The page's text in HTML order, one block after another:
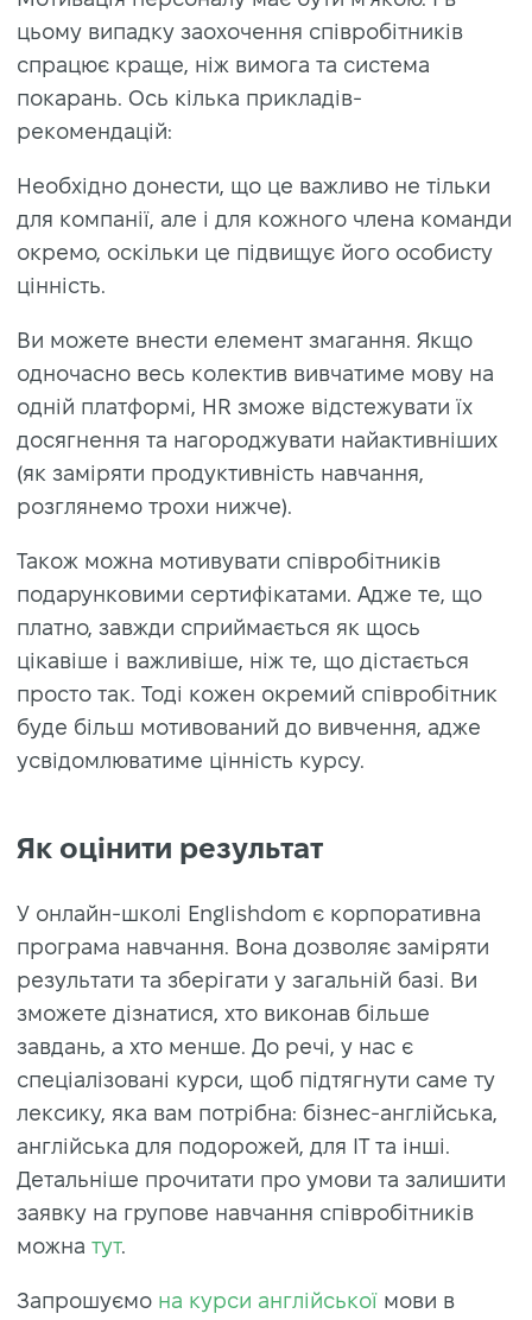
цьому випадку заохочення співробітників
спрацює краще, ніж вимога та система
покарань. Ось кілька прикладів-
рекомендацій:
Необхідно донести, що це важливо не тільки
для компанії, але і для кожного члена команди
окремо, оскільки це підвищує його особисту
цінність.
Ви можете внести елемент змагання. Якщо
одночасно весь колектив вивчатиме мову на
одній платформі, HR зможе відстежувати їх
досягнення та нагороджувати найактивніших
(як заміряти продуктивність навчання,
розглянемо трохи нижче).
Також можна мотивувати співробітників
подарунковими сертифікатами. Адже те, що
платно, завжди сприймається як щось
цікавіше і важливіше, ніж те, що дістається
просто так. Тоді кожен окремий співробітник
буде більш мотивований до вивчення, адже
усвідомлюватиме цінність курсу.
Як оцінити результат
У онлайн-школі Englishdom є корпоративна
програма навчання. Вона дозволяє заміряти
результати та зберігати у загальній базі. Ви
зможете дізнатися, хто виконав більше
завдань, а хто менше. До речі, у нас є
спеціалізовані курси, щоб підтягнути саме ту
лексику, яка вам потрібна: бізнес-англійська,
англійська для подорожей, для IT та інші.
Детальніше прочитати про умови та залишити
заявку на групове навчання співробітників
можна тут.
Запрошуємо на курси англійської мови в